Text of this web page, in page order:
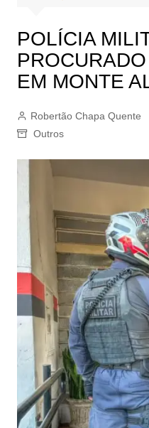
POLÍCIA
EM MONTE
Robertão Chapa Quente
Outros